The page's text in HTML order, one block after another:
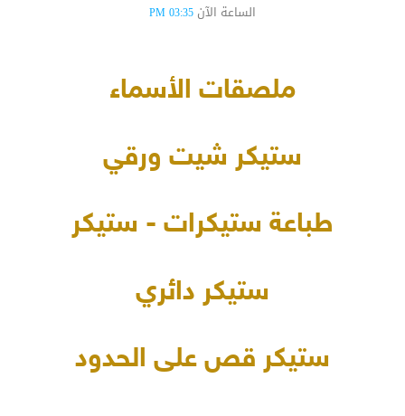
الساعة الآن 03:35 PM
ملصقات الأسماء
ستيكر شيت ورقي
طباعة ستيكرات - ستيكر
ستيكر دائري
ستيكر قص على الحدود